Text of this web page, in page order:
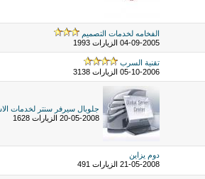
الفخامه لخدمات التصميم
04-09-2005 الزيارات 1993
تقنية السرب
05-10-2006 الزيارات 3138
جلوبال سيرفر سنتر لخدمات
20-05-2008 الزيارات 1628
دوم يزاين
21-05-2008 الزيارات 491